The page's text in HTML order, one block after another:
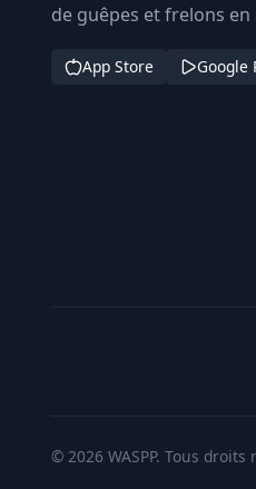
de guêpes et frelons en
App Store Google
© 2026 WASPP. Tous droits